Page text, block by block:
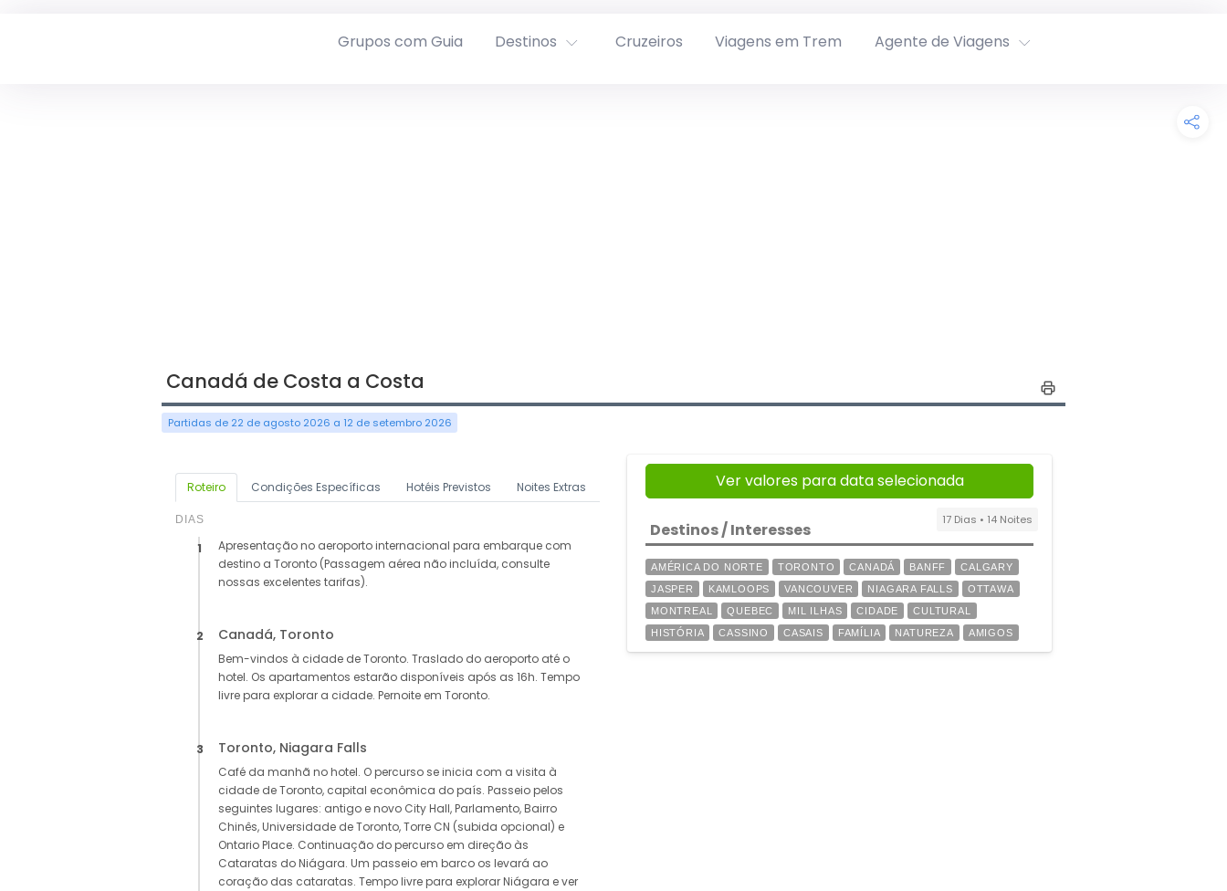
Grupos com Guia Destinos Cruzeiros Viagens em Trem Agente de Viagens
Canadá de Costa a Costa
Partidas de 22 de agosto 2026 a 12 de setembro 2026
Roteiro Condições Específicas Hotéis Previstos Noites Extras
DIAS
1
Apresentação no aeroporto internacional para embarque com
destino a Toronto (Passagem aérea não incluída, consulte
nossas excelentes tarifas).
2 Canadá, Toronto
Bem-vindos à cidade de Toronto. Traslado do aeroporto até o
hotel. Os apartamentos estarão disponíveis após as 16h. Tempo
livre para explorar a cidade. Pernoite em Toronto.
3 Toronto, Niagara Falls
Café da manhã no hotel. O percurso se inicia com a visita à
cidade de Toronto, capital econômica do país. Passeio pelos
seguintes lugares: antigo e novo City Hall, Parlamento, Bairro
Chinês, Universidade de Toronto, Torre CN (subida opcional) e
Ontario Place. Continuação do percurso em direção às
Cataratas do Niágara. Um passeio em barco os levará ao
coração das cataratas. Tempo livre para explorar Niágara e ver
Ver valores para data selecionada
17 Dias • 14 Noites
Destinos / Interesses
AMÉRICA DO NORTE TORONTO CANADÁ BANFF
CALGARY
JASPER
KAMLOOPS VANCOUVER NIAGARA FALLS
OTTAWA
MONTREAL
QUEBEC MIL ILHAS CIDADE
CULTURAL
HISTÓRIA
CASSINO CASAIS FAMÍLIA NATUREZA AMIGOS